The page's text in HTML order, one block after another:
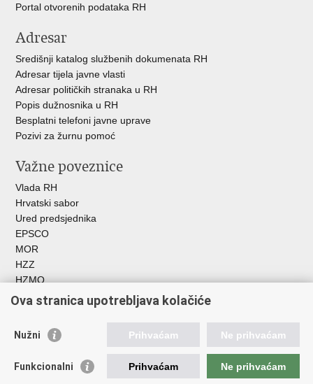
Portal otvorenih podataka RH
Adresar
Središnji katalog službenih dokumenata RH
Adresar tijela javne vlasti
Adresar političkih stranaka u RH
Popis dužnosnika u RH
Besplatni telefoni javne uprave
Pozivi za žurnu pomoć
Važne poveznice
Vlada RH
Hrvatski sabor
Ured predsjednika
EPSCO
MOR
HZZ
HZMO
REGOS
Hrvatski zavod za socijalni rad
Akademija socijalne skrbi - ASOSK
Obiteljski centar
AORT
Ova stranica upotrebljava kolačiće
Nužni Prihvaćam Ne prihvaćam
Funkcionalni Prihvaćam Ne prihvaćam